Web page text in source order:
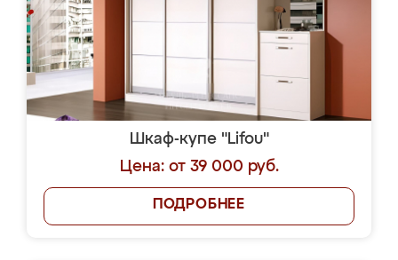
Шкаф-купе "Lifou"
Цена: от 39 000 руб.
ПОДРОБНЕЕ